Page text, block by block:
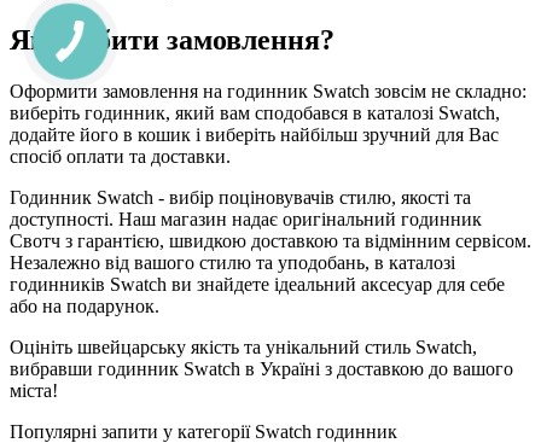
Як зробити замовлення?
Оформити замовлення на годинник Swatch зовсім не складно:
виберіть годинник, який вам сподобався в каталозі Swatch,
додайте його в кошик і виберіть найбільш зручний для Вас
спосіб оплати та доставки.
Годинник Swatch - вибір поціновувачів стилю, якості та
доступності. Наш магазин надає оригінальний годинник
Свотч з гарантією, швидкою доставкою та відмінним сервісом.
Незалежно від вашого стилю та уподобань, в каталозі
годинників Swatch ви знайдете ідеальний аксесуар для себе
або на подарунок.
Оцініть швейцарську якість та унікальний стиль Swatch,
вибравши годинник Swatch в Україні з доставкою до вашого
міста!
Популярні запити у категорії Swatch годинник